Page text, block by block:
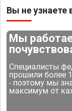
Вы не
Мы
Специалисты
прошили более
- поэтому мы
максимум от